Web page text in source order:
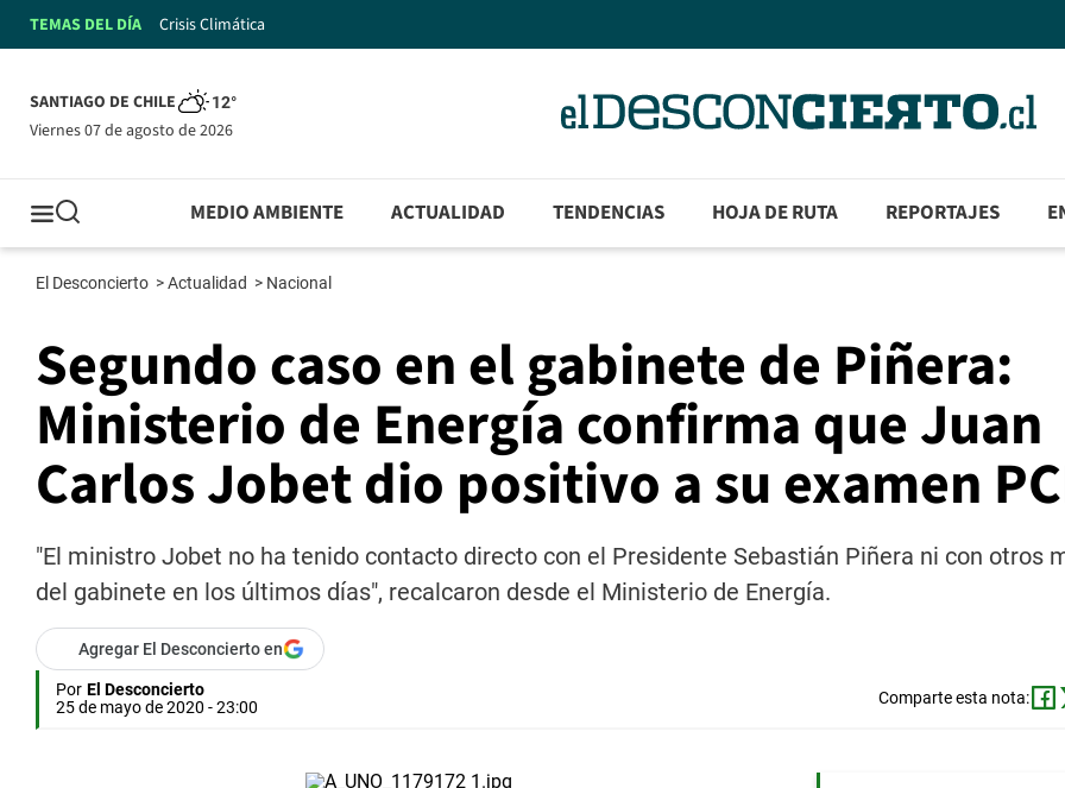
TEMAS DEL DÍA Crisis Climática
SANTIAGO DE CHILE 12°
viernes 07 de agosto de 2026
MEDIO AMBIENTE ACTUALIDAD TENDENCIAS HOJA DE RUTA REPORTAJES
El Desconcierto >Actualidad > Nacional
Segundo caso en el gabinete de Piñera:
Ministerio de Energía confirma que Juan
Carlos Jobet dio positivo a su examen
"El ministro Jobet no ha tenido contacto directo con el Presidente Sebastián Piñera ni con otros
del gabinete en los últimos días", recalcaron desde el Ministerio de Energía.
Agregar El Desconcierto en
Por El Desconcierto
25 de mayo de 2020 - 23:00
Comparte esta nota: